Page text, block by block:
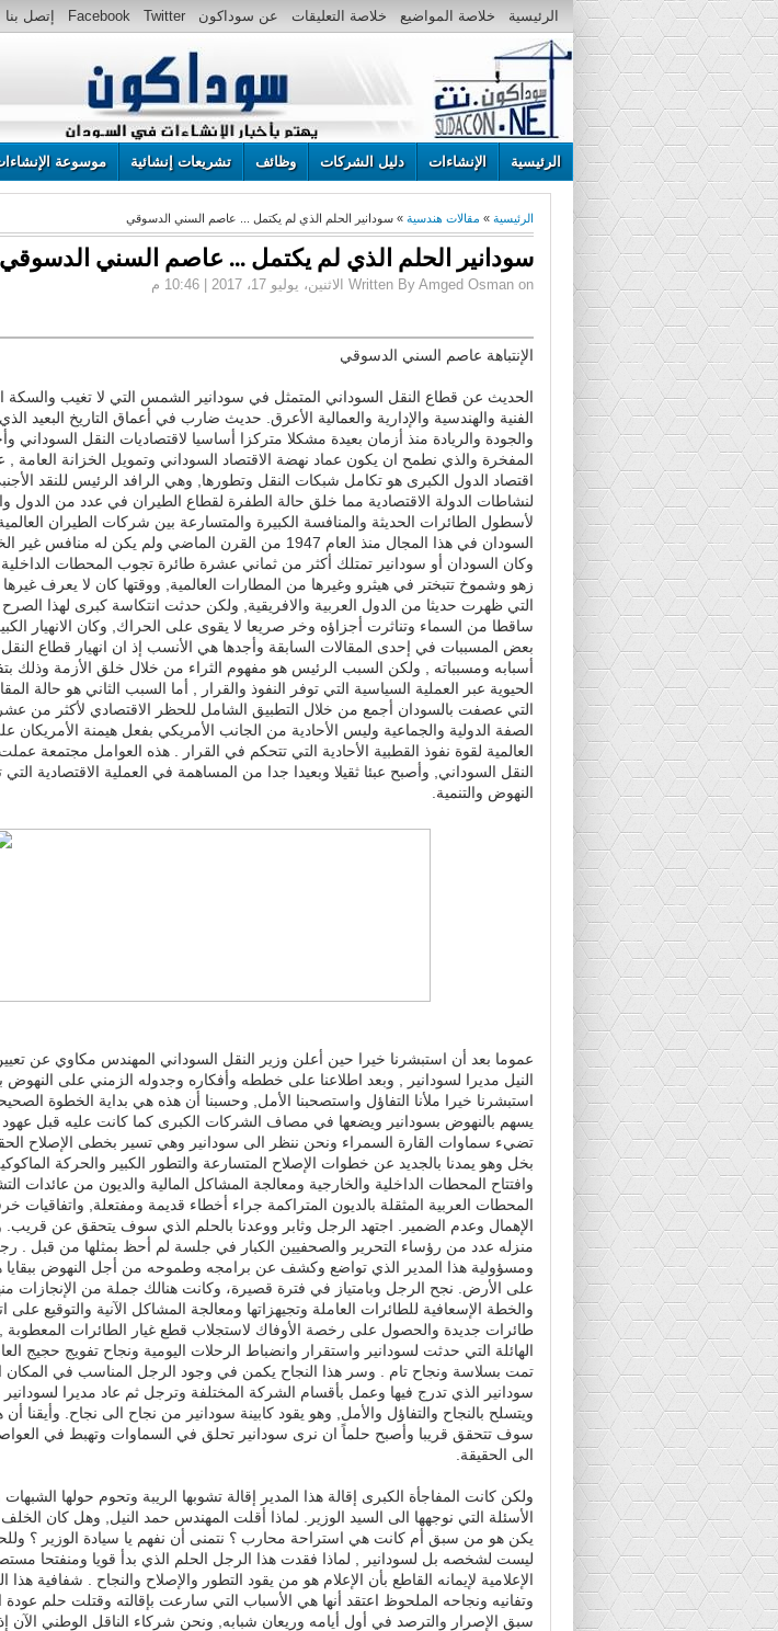
الرئيسية خلاصة المواضيع خلاصة التعليقات عن سوداكون Twitter
Facebook إتصل بنا
الرئيسية الإنشاءات دليل الشركات وظائف تشريعات إنشائية موسوعة
الرئيسية » مقالات هندسية » سودانير الحلم الذي لم يكتمل ... عاصم السني الدسوقي
سودانير الحلم الذي لم يكتمل ... عاصم السني الدسوقي
Written By Amged Osman on الاثنين، يوليو 17، 2017 | 10:46 م
الإنتباهة عاصم السني الدسوقي
الحديث عن قطاع النقل السوداني المتمثل في سودانير الشمس التي لا تغيب والسكة
الفنية والهندسية والإدارية والعمالية الأعرق. حديث ضارب في أعماق التاريخ البعيد الذي
والجودة والريادة منذ أزمان بعيدة مشكلا متركزا أساسيا لاقتصاديات النقل السوداني
المفخرة والذي نطمح ان يكون عماد نهضة الاقتصاد السوداني وتمويل الخزانة العامة
اقتصاد الدول الكبرى هو تكامل شبكات النقل وتطورها, وهي الرافد الرئيس للنقد
لنشاطات الدولة الاقتصادية مما خلق حالة الطفرة لقطاع الطيران في عدد من الدول
لأسطول الطائرات الحديثة والمنافسة الكبيرة والمتسارعة بين شركات الطيران
السودان في هذا المجال منذ العام 1947 من القرن الماضي ولم يكن له
وكان السودان أو سودانير تمتلك أكثر من ثماني عشرة طائرة تجوب المحطات
زهو وشموخ تتبختر في هيثرو وغيرها من المطارات العالمية, ووقتها كان لا يعرف
التي ظهرت حديثا من الدول العربية والافريقية, ولكن حدثت انتكاسة كبرى لهذا
ساقطا من السماء وتناثرت أجزاؤه وخر صريعا لا يقوى على الحراك, وكان الانهيار
بعض المسببات في إحدى المقالات السابقة وأجدها هي الأنسب إذ ان انهيار قطاع النقل
أسبابه ومسبباته , ولكن السبب الرئيس هو مفهوم الثراء من خلال خلق الأزمة وذلك
الحيوية عبر العملية السياسية التي توفر النفوذ والقرار , أما السبب الثاني هو حالة
التي عصفت بالسودان أجمع من خلال التطبيق الشامل للحظر الاقتصادي لأكثر من
الصفة الدولية والجماعية وليس الأحادية من الجانب الأمريكي بفعل هيمنة الأمريكان
العالمية لقوة نفوذ القطبية الأحادية التي تتحكم في القرار . هذه العوامل مجتمعة
النقل السوداني, وأصبح عبئا ثقيلا وبعيدا جدا من المساهمة في العملية الاقتصادية
النهوض والتنمية.
عموما بعد أن استبشرنا خيرا حين أعلن وزير النقل السوداني المهندس مكاوي عن
النيل مديرا لسودانير , وبعد اطلاعنا على خططه وأفكاره وجدوله الزمني على النهوض
استبشرنا خيرا ملأنا التفاؤل واستصحبنا الأمل, وحسبنا أن هذه هي بداية الخطوة
يسهم بالنهوض بسودانير ويضعها في مصاف الشركات الكبرى كما كانت عليه قبل
تضيء سماوات القارة السمراء ونحن ننظر الى سودانير وهي تسير بخطى الإصلاح
بخل وهو يمدنا بالجديد عن خطوات الإصلاح المتسارعة والتطور الكبير والحركة
وافتتاح المحطات الداخلية والخارجية ومعالجة المشاكل المالية والديون من عائدات
المحطات العربية المثقلة بالديون المتراكمة جراء أخطاء قديمة ومفتعلة, واتفاقيات
الإهمال وعدم الضمير. اجتهد الرجل وثابر ووعدنا بالحلم الذي سوف يتحقق عن
منزله عدد من رؤساء التحرير والصحفيين الكبار في جلسة لم أحظ بمثلها من قبل .
ومسؤولية هذا المدير الذي تواضع وكشف عن برامجه وطموحه من أجل النهوض ببقايا
على الأرض. نجح الرجل وبامتياز في فترة قصيرة، وكانت هنالك جملة من الإنجازات
والخطة الإسعافية للطائرات العاملة وتجيهزاتها ومعالجة المشاكل الآنية والتوقيع على
طائرات جديدة والحصول على رخصة الأوفاك لاستجلاب قطع غيار الطائرات المعطوبة
الهائلة التي حدثت لسودانير واستقرار وانضباط الرحلات اليومية ونجاح تفويج حجيج
تمت بسلاسة ونجاح تام . وسر هذا النجاح يكمن في وجود الرجل المناسب في المكان
سودانير الذي تدرج فيها وعمل بأقسام الشركة المختلفة وترجل ثم عاد مديرا
ويتسلح بالنجاح والتفاؤل والأمل, وهو يقود كابينة سودانير من نجاح الى نجاح. وأيقنا
سوف تتحقق قريبا وأصبح حلماً ان نرى سودانير تحلق في السماوات وتهبط في
الى الحقيقة.
ولكن كانت المفاجأة الكبرى إقالة هذا المدير إقالة تشوبها الريبة وتحوم حولها
الأسئلة التي نوجهها الى السيد الوزير. لماذا أقلت المهندس حمد النيل, وهل كان
يكن هو من سبق أم كانت هي استراحة محارب ؟ نتمنى أن نفهم يا سيادة الوزير ؟
ليست لشخصه بل لسودانير , لماذا فقدت هذا الرجل الحلم الذي بدأ قويا ومنفتحا
الإعلامية لإيمانه القاطع بأن الإعلام هو من يقود التطور والإصلاح والنجاح . شفافية
وتفانيه ونجاحه الملحوظ اعتقد أنها هي الأسباب التي سارعت بإقالته وقتلت حلم عودة
سبق الإصرار والترصد في أول أيامه وريعان شبابه, ونحن شركاء الناقل الوطني الآن إذ